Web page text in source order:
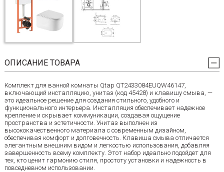
ОПИСАНИЕ ТОВАРА
Комплект для ванной комнаты Qtap QT2433084EUQW46147,
включающий инсталляцию, унитаз (код 45428) и клавишу смыва, —
это идеальное решение для создания стильного, удобного и
функционального интерьера. Инсталляция обеспечивает надежное
крепление и скрывает коммуникации, создавая ощущение
пространства и эстетичности. Унитаз выполнен из
высококачественного материала с современным дизайном,
обеспечивая комфорт и долговечность. Клавиша смыва отличается
элегантным внешним видом и легкостью использования, добавляя
завершенность всему комплекту. Этот набор идеально подойдет для
тех, кто ценит гармонию стиля, простоту установки и надежность в
повседневном использовании.